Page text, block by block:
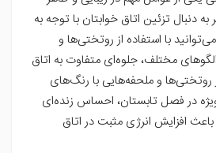
دنبال تزئین اتاق خوابتان با توجه به
با استفاده از روتختی‌ها و
مختلف، جلوه‌ای متفاوت به اتاق
روتختی‌ها و ملحفه‌هایی با رنگ‌های
در فصل تابستان، احساس زنده‌ای
افزایش انرژی مثبت در اتاق